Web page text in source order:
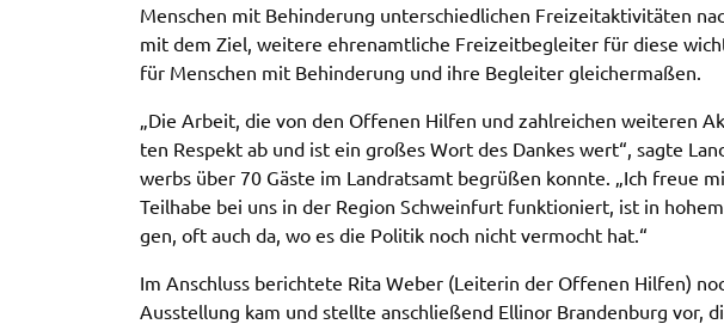
Menschen mit Behin­de­rung unter­schied­li­chen Frei­zeit­ak­ti­vi­tä­ten
mit dem Ziel, weite­re ehren­amt­li­che Frei­zeit­be­glei­ter für diese
für Menschen mit Behin­de­rung und ihre Beglei­ter glei­cher­ma­ßen.
„Die Arbeit, die von den Offe­nen Hilfen und zahl­rei­chen weite­ren
ten Respekt ab und ist ein großes Wort des Dankes wert“, sagte
werbs über 70 Gäste im Land­rats­amt begrü­ßen konn­te. „Ich freue
Teil­ha­be bei uns in der Regi­on Schwein­furt funk­tio­niert, ist in
gen, oft auch da, wo es die Poli­tik noch nicht vermocht hat.“
Im Anschluss berich­te­te Rita Weber (Leite­rin der Offe­nen Hilfen)
Ausstel­lung kam und stell­te anschlie­ßend Elli­nor Bran­den­burg
YouTube
Anbieter: YouTube
Einwilligung erweiterter
Datenschutzmodus Youtube Videos
Google Maps
Anbieter: Google Maps